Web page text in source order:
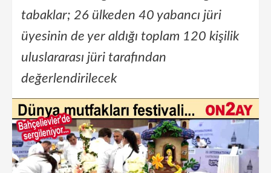
tabaklar; 26 ülkeden 40 yabancı jüri
üyesinin de yer aldığı toplam 120 kişilik
uluslararası jüri tarafından
değerlendirilecek